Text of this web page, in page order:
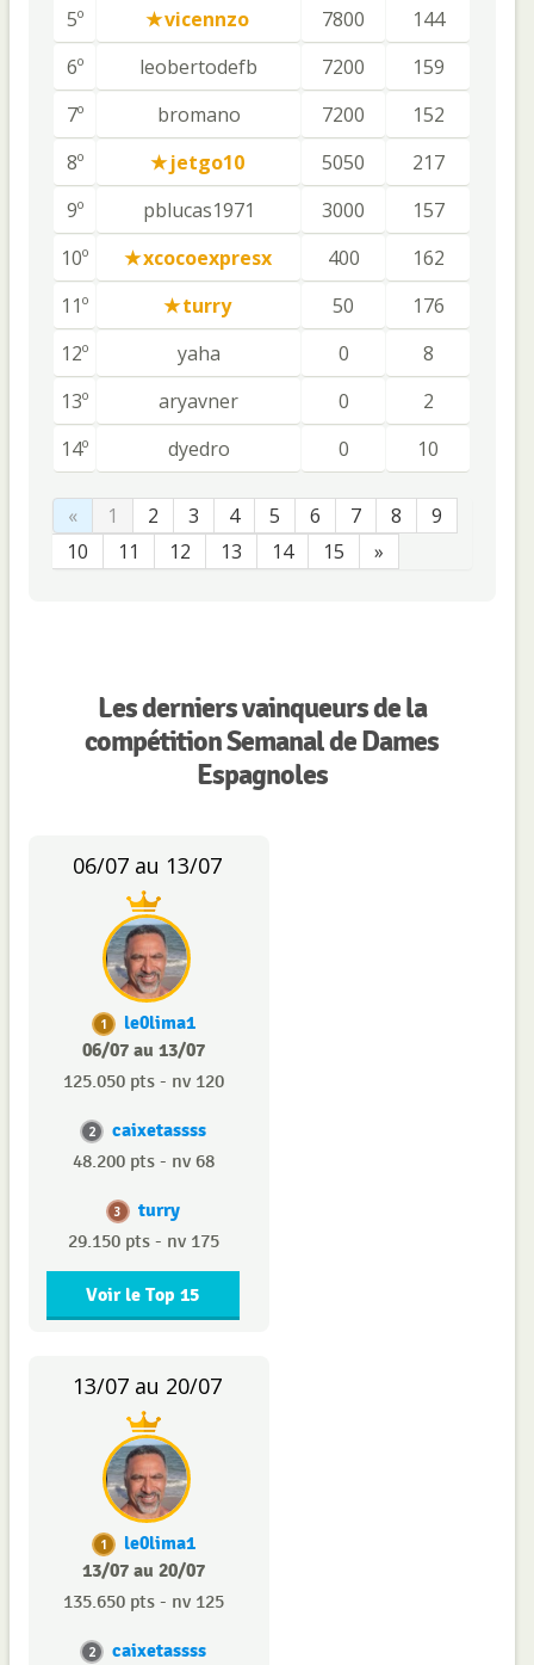
5º vicennzo 7800
144
6º
leobertodefb 7200
159
7º
bromano 7200
152
8º
jetgo10 5050
217
9º
pblucas1971 3000
157
10º
xcocoexpresx 400
162
11º
turry 50
176
12º
yaha 0
8
13º
aryavner 0
2
14º
dyedro 0 10
« 1 2 3 4 5 6 7 8
9
10
11 12 13 14 15 »
Les derniers vainqueurs de la
compétition Semanal de Dames
Espagnoles
06/07 au 13/07
1
le0lima1
06/07 au 13/07
125.050 pts - nv 120
2 caixetassss
48.200 pts - nv 68
3 turry
29.150 pts - nv 175
Voir le Top 15
13/07 au 20/07
1
le0lima1
13/07 au 20/07
135.650 pts - nv 125
2 caixetassss